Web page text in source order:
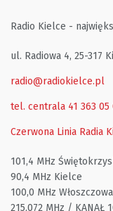
Radio Kielce -
ul. Radiowa 4, 25-317
radio@radiokielce.pl
tel. centrala 41 363 05
Czerwona Linia Radia
101,4 MHz
90,4 MHz Kielce
100,0 MHz Włoszczowa
215,072 MHz / KANAŁ